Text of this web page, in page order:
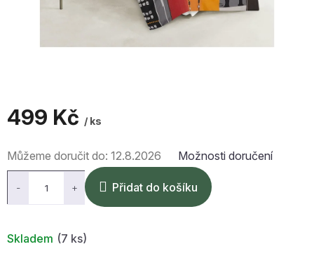
499 Kč / ks
cena:
Skladem (7 ks)
Můžeme doručit do: 12.8.2026 Možnosti doručení
Přidat do košíku